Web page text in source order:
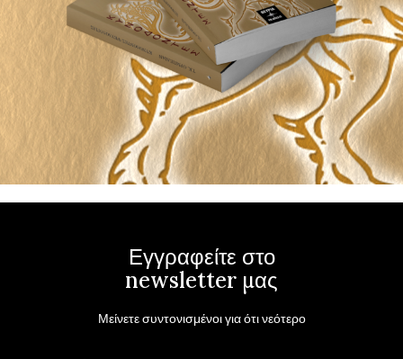
Εγγραφείτε στο
newsletter μας
Μείνετε συντονισμένοι για ότι νεότερο